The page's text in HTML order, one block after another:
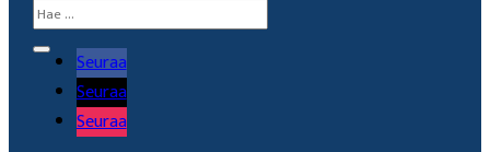
Seuraa
Seuraa
Seuraa